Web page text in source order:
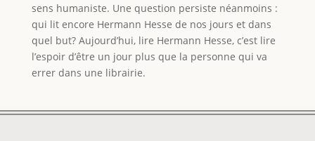
sens humaniste. Une question persiste néanmoins :
qui lit encore Hermann Hesse de nos jours et dans
quel but? Aujourd’hui, lire Hermann Hesse, c’est lire
l’espoir d’être un jour plus que la personne qui va
errer dans une librairie.